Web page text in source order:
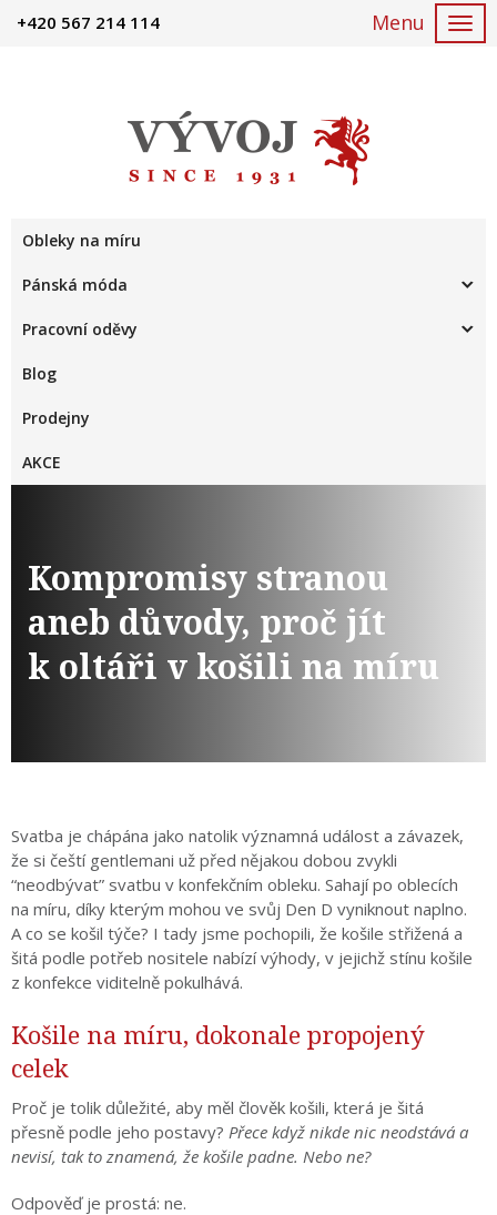
+420 567 214 114
Obleky na míru
Pánská móda
Pracovní oděvy
Blog
Prodejny
AKCE
Kompromisy stranou
aneb důvody, proč jít
k oltáři v košili na míru
Svatba je chápána jako natolik významná událost a závazek,
že si čeští gentlemani už před nějakou dobou zvykli
“neodbývat” svatbu v konfekčním obleku. Sahají po oblecích
na míru, díky kterým mohou ve svůj Den D vyniknout naplno.
A co se košil týče? I tady jsme pochopili, že košile střižená a
šitá podle potřeb nositele nabízí výhody, v jejichž stínu košile
z konfekce viditelně pokulhává.
Košile na míru, dokonale propojený
celek
Proč je tolik důležité, aby měl člověk košili, která je šitá
přesně podle jeho postavy? Přece když nikde nic neodstává a
nevisí, tak to znamená, že košile padne. Nebo ne?
Odpověď je prostá: ne.